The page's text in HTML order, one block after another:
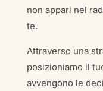
non appari nel
te.
Attraverso una
posizioniamo il
avvengono le